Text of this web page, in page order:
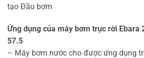
tạo Đầu bơm
Ứng dụng của máy bơm trục rời Ebara
57.5
– Máy bơm nước cho được ứng dụng